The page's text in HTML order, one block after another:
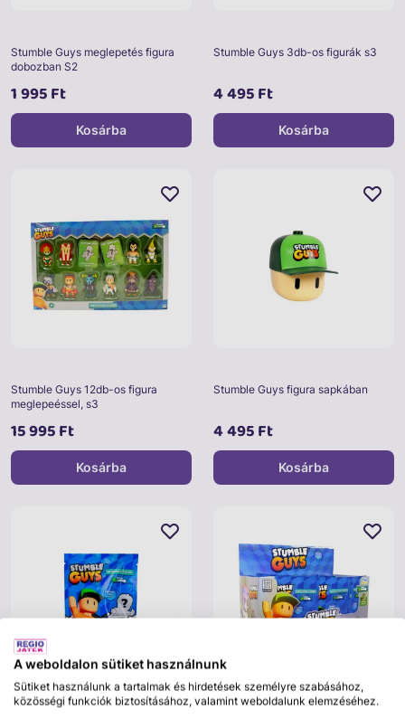
Stumble Guys meglepetés figura
dobozban S2
1 995 Ft
Kosárba
Stumble Guys 3db-os figurák s3
4 495 Ft
Kosárba
Stumble Guys 12db-os figura
meglepeéssel, s3
15 995 Ft
Kosárba
Stumble Guys figura sapkában
4 495 Ft
Kosárba
A weboldalon sütiket használnunk
Sütiket használunk a tartalmak és hirdetések személyre szabásához,
közösségi funkciók biztosításához, valamint weboldalunk elemzéséhez.